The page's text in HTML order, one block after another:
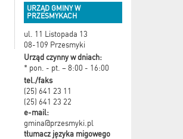
URZĄD GMINY W
PRZESMYKACH
ul. 11 Listopada 13
08-109 Przesmyki
Urząd czynny w dniach:
* pon. - pt. – 8:00 - 16:00
tel./faks
(25) 641 23 11
(25) 641 23 22
e-mail:
gmina@przesmyki.pl
tłumacz języka migowego